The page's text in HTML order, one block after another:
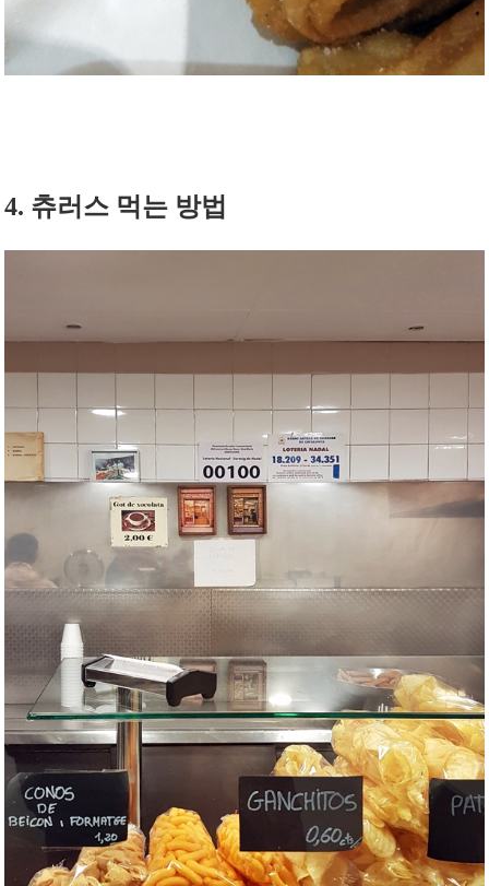
4. 츄러스 먹는 방법